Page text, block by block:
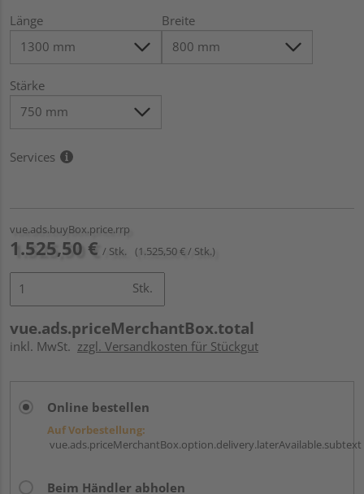
Länge Breite
Stärke
Services
vue.ads.buyBox.price.rrp
1.525,50 € / Stk. (1.525,50 € / Stk.)
Stk.
vue.ads.priceMerchantBox.total
inkl. MwSt. zzgl. Versandkosten für Stückgut
Online bestellen
Auf Vorbestellung:
vue.ads.priceMerchantBox.option.delivery.laterAvailable.subtext
Beim Händler abholen